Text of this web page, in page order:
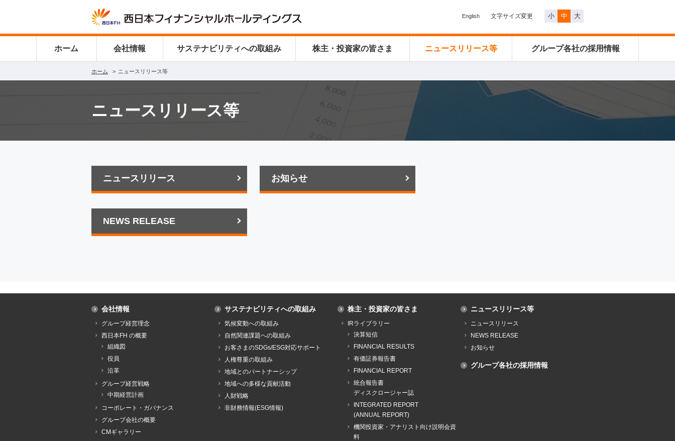
文字サイズ変更 小 中 大
English
ホーム 会社情報 サステナビリティへの取組み 株主・投資家の皆さま ニュースリリース等 グループ各社の採用情報
ホーム ニュースリリース等
ニュースリリース等
ニュースリリース お知らせ
NEWS RELEASE
会社情報
グループ経営理念
西日本FH の概要
組織図
役員
沿革
グループ経営戦略
中期経営計画
コーポレート・ガバナンス
グループ会社の概要
CMギャラリー
サステナビリティへの取組み
気候変動への取組み
自然関連課題への取組み
お客さまのSDGs/ESG対応サポート
人権尊重の取組み
地域とのパートナーシップ
地域への多様な貢献活動
人財戦略
非財務情報(ESG情報)
株主・投資家の皆さま
IRライブラリー
決算短信
FINANCIAL RESULTS
有価証券報告書
FINANCIAL REPORT
統合報告書
ディスクロージャー誌
INTEGRATED REPORT
(ANNUAL REPORT)
機関投資家・アナリスト向け説明会資
料
ニュースリリース等
ニュースリリース
NEWS RELEASE
お知らせ
グループ各社の採用情報